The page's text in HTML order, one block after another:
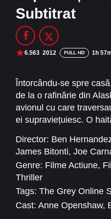
Filme Online 2014
Filme Online 2012
Filme Online 2010
DMCA
SERIALE ONLINE
TERMENI ȘI CONDIȚII
CONTACT
Subtitrat
6.563 2012 FULL HD 1h
Întorcându-se spre
de la o rafinărie din
avionul cu care
ei supraviețuiesc. O
ferocitate, îi urmăresc
accidentului aviatic.
(Liam Neeson), cel
animalele sălbatice
pe muncitori în timpul
liderul celor opt care se
Director: Ben
James Bitonti, Joe
Genre: Filme Actiune,
Thriller
Tags: The Grey Online
Cast: Anne Openshaw,